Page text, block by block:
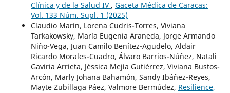
Clínica y de la Salud IV , Gaceta Médica de Caracas:
Vol. 133 Núm. Supl. 1 (2025)
Claudio Marín, Lorena Cudris-Torres, Viviana
Tarkakowsky, María Eugenia Araneda, Jorge Armando
Niño-Vega, Juan Camilo Benítez-Agudelo, Aldair
Ricardo Morales-Cuadro, Álvaro Barrios-Núñez, Natali
Gaviria Arrieta, Jéssica Mejía Gutiérrez, Viviana Bustos-
Arcón, Marly Johana Bahamón, Sandy Ibáñez-Reyes,
Mayte Zubillaga Páez, Valmore Bermúdez, Resilience,